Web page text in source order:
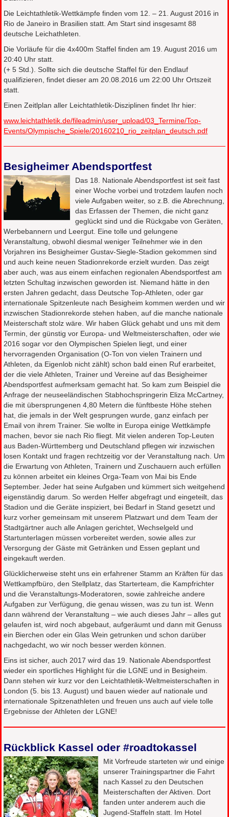
Die Leichtathletik-Wettkämpfe finden vom 12. – 21. August 2016 in
Rio de Janeiro in Brasilien statt. Am Start sind insgesamt 88
deutsche Leichathleten.
Die Vorläufe für die 4x400m Staffel finden am 19. August 2016 um
20:40 Uhr statt.
(+ 5 Std.). Sollte sich die deutsche Staffel für den Endlauf
qualifizieren, findet dieser am 20.08.2016 um 22:00 Uhr Ortszeit
statt.
Einen Zeitlplan aller Leichtathletik-Disziplinen findet Ihr hier:
www.leichtathletik.de/fileadmin/user_upload/03_Termine/Top-
Events/Olympische_Spiele/20160210_rio_zeitplan_deutsch.pdf
Besigheimer Abendsportfest
Das 18. Nationale Abendsportfest ist seit fast
einer Woche vorbei und trotzdem laufen noch
viele Aufgaben weiter, so z.B. die Abrechnung,
das Erfassen der Themen, die nicht ganz
geglückt sind und die Rückgabe von Geräten,
Werbebannern und Leergut. Eine tolle und gelungene
Veranstaltung, obwohl diesmal weniger Teilnehmer wie in den
Vorjahren ins Besigheimer Gustav-Siegle-Stadion gekommen sind
und auch keine neuen Stadionrekorde erzielt wurden. Das zeigt
aber auch, was aus einem einfachen regionalen Abendsportfest am
letzten Schultag inzwischen geworden ist. Niemand hätte in den
ersten Jahren gedacht, dass Deutsche Top-Athleten, oder gar
internationale Spitzenleute nach Besigheim kommen werden und wir
inzwischen Stadionrekorde stehen haben, auf die manche nationale
Meisterschaft stolz wäre. Wir haben Glück gehabt und uns mit dem
Termin, der günstig vor Europa- und Weltmeisterschaften, oder wie
2016 sogar vor den Olympischen Spielen liegt, und einer
hervorragenden Organisation (O-Ton von vielen Trainern und
Athleten, da Eigenlob nicht zählt) schon bald einen Ruf erarbeitet,
der die viele Athleten, Trainer und Vereine auf das Besigheimer
Abendsportfest aufmerksam gemacht hat. So kam zum Beispiel die
Anfrage der neuseeländischen Stabhochspringerin Eliza McCartney,
die mit übersprungenen 4,80 Metern die fünftbeste Höhe stehen
hat, die jemals in der Welt gesprungen wurde, ganz einfach per
Email von ihrem Trainer. Sie wollte in Europa einige Wettkämpfe
machen, bevor sie nach Rio fliegt. Mit vielen anderen Top-Leuten
aus Baden-Württemberg und Deutschland pflegen wir inzwischen
losen Kontakt und fragen rechtzeitig vor der Veranstaltung nach. Um
die Erwartung von Athleten, Trainern und Zuschauern auch erfüllen
zu können arbeitet ein kleines Orga-Team von Mai bis Ende
September. Jeder hat seine Aufgaben und kümmert sich weitgehend
eigenständig darum. So werden Helfer abgefragt und eingeteilt, das
Stadion und die Geräte inspiziert, bei Bedarf in Stand gesetzt und
kurz vorher gemeinsam mit unserem Platzwart und dem Team der
Stadtgärtner auch alle Anlagen gerichtet, Wechselgeld und
Startunterlagen müssen vorbereitet werden, sowie alles zur
Versorgung der Gäste mit Getränken und Essen geplant und
eingekauft werden.
Glücklicherweise steht uns ein erfahrener Stamm an Kräften für das
Wettkampfbüro, den Stellplatz, das Starterteam, die Kampfrichter
und die Veranstaltungs-Moderatoren, sowie zahlreiche andere
Aufgaben zur Verfügung, die genau wissen, was zu tun ist. Wenn
dann während der Veranstaltung – wie auch dieses Jahr – alles gut
gelaufen ist, wird noch abgebaut, aufgeräumt und dann mit Genuss
ein Bierchen oder ein Glas Wein getrunken und schon darüber
nachgedacht, wo wir noch besser werden können.
Eins ist sicher, auch 2017 wird das 19. Nationale Abendsportfest
wieder ein sportliches Highlight für die LGNE und in Besigheim.
Dann stehen wir kurz vor den Leichtathletik-Weltmeisterschaften in
London (5. bis 13. August) und bauen wieder auf nationale und
internationale Spitzenathleten und freuen uns auch auf viele tolle
Ergebnisse der Athleten der LGNE!
Rückblick Kassel oder #roadtokassel
Mit Vorfreude starteten wir und einige
unserer Trainingspartner die Fahrt
nach Kassel zu den Deutschen
Meisterschaften der Aktiven. Dort
fanden unter anderem auch die
Jugend-Staffeln statt. Im Hotel